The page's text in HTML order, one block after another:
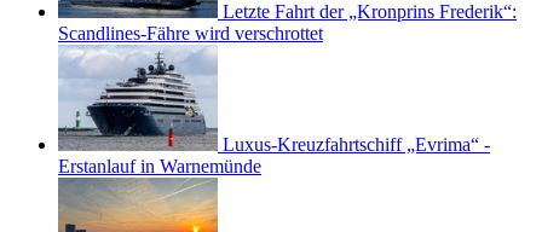
Letzte Fahrt der „Kronprins Frederik“:
Scandlines-Fähre wird verschrottet
Luxus-Kreuzfahrtschiff „Evrima“ -
Erstanlauf in Warnemünde